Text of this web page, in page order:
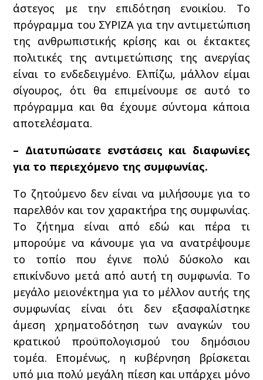
άστεγος με την επιδότηση ενοικίου. Το
πρόγραμμα του ΣΥΡΙΖΑ για την αντιμετώπιση
της ανθρωπιστικής κρίσης και οι έκτακτες
πολιτικές της αντιμετώπισης της ανεργίας
είναι το ενδεδειγμένο. Ελπίζω, μάλλον είμαι
σίγουρος, ότι θα επιμείνουμε σε αυτό το
πρόγραμμα και θα έχουμε σύντομα κάποια
αποτελέσματα.
– Διατυπώσατε ενστάσεις και διαφωνίες
για το περιεχόμενο της συμφωνίας.
Το ζητούμενο δεν είναι να μιλήσουμε για το
παρελθόν και τον χαρακτήρα της συμφωνίας.
Το ζήτημα είναι από εδώ και πέρα τι
μπορούμε να κάνουμε για να ανατρέψουμε
το τοπίο που έγινε πολύ δύσκολο και
επικίνδυνο μετά από αυτή τη συμφωνία. Το
μεγάλο μειονέκτημα για το μέλλον αυτής της
συμφωνίας είναι ότι δεν εξασφαλίστηκε
άμεση χρηματοδότηση των αναγκών του
κρατικού προϋπολογισμού του δημόσιου
τομέα. Επομένως, η κυβέρνηση βρίσκεται
υπό μια πολύ μεγάλη πίεση και υπάρχει μόνο